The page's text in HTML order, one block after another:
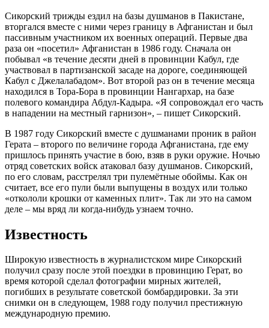
Сикорский трижды ездил на базы душманов в Пакистане,
вторгался вместе с ними через границу в Афганистан и был
пассивным участником их военных операций. Первые два
раза он «посетил» Афганистан в 1986 году. Сначала он
побывал «в течение десяти дней в провинции Кабул, где
участвовал в партизанской засаде на дороге, соединяющей
Кабул с Джелалабадом». Вот второй раз он в течение месяца
находился в Тора-Бора в провинции Нангархар, на базе
полевого командира Абдул-Кадыра. «Я сопровождал его часть
в нападении на местный гарнизон», – пишет Сикорский.
В 1987 году Сикорский вместе с душманами проник в район
Герата – второго по величине города Афганистана, где ему
пришлось принять участие в бою, взяв в руки оружие. Ночью
отряд советских войск атаковал базу душманов. Сикорский,
по его словам, расстрелял три пулемётные обоймы. Как он
считает, все его пули были выпущены в воздух или только
«откололи крошки от каменных плит». Так ли это на самом
деле – мы вряд ли когда-нибудь узнаем точно.
Известность
Широкую известность в журналистском мире Сикорский
получил сразу после этой поездки в провинцию Герат, во
время которой сделал фотографии мирных жителей,
погибших в результате советской бомбардировки. За эти
снимки он в следующем, 1988 году получил престижную
международную премию.